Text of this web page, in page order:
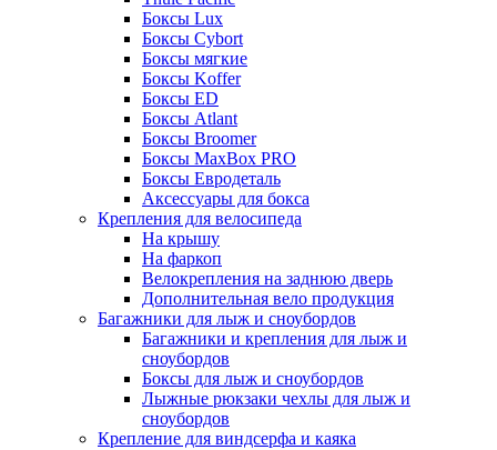
Боксы Lux
Боксы Cybort
Боксы мягкие
Боксы Koffer
Боксы ED
Боксы Atlant
Боксы Broomer
Боксы MaxBox PRO
Боксы Евродеталь
Аксессуары для бокса
Крепления для велосипеда
На крышу
На фаркоп
Велокрепления на заднюю дверь
Дополнительная вело продукция
Багажники для лыж и сноубордов
Багажники и крепления для лыж и
сноубордов
Боксы для лыж и сноубордов
Лыжные рюкзаки чехлы для лыж и
сноубордов
Крепление для виндсерфа и каяка